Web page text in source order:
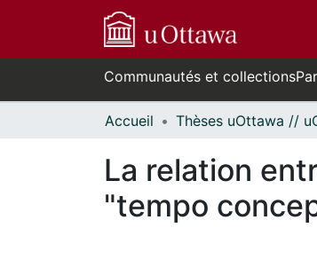
Communautés et collections
Accueil
La relation
"tempo